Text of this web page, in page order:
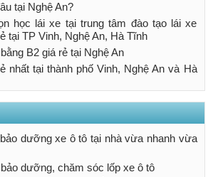
tại Nghệ An?
học lái xe tại trung tâm đào tạo lái xe
tại TP Vinh, Nghệ An, Hà Tĩnh
B2 giá rẻ tại Nghệ An
nhất tại thành phố Vinh, Nghệ An và Hà
dưỡng xe ô tô tại nhà vừa nhanh vừa
dưỡng, chăm sóc lốp xe ô tô